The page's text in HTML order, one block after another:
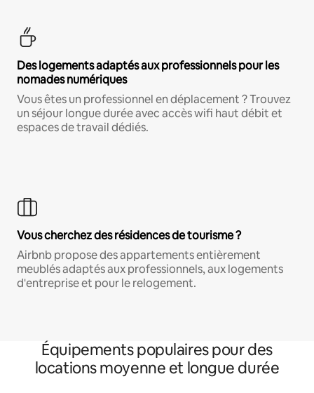
Des logements adaptés aux professionnels pour les
nomades numériques
Vous êtes un professionnel en déplacement ? Trouvez
un séjour longue durée avec accès wifi haut débit et
espaces de travail dédiés.
Vous cherchez des résidences de tourisme ?
Airbnb propose des appartements entièrement
meublés adaptés aux professionnels, aux logements
d'entreprise et pour le relogement.
Équipements populaires pour des
locations moyenne et longue durée